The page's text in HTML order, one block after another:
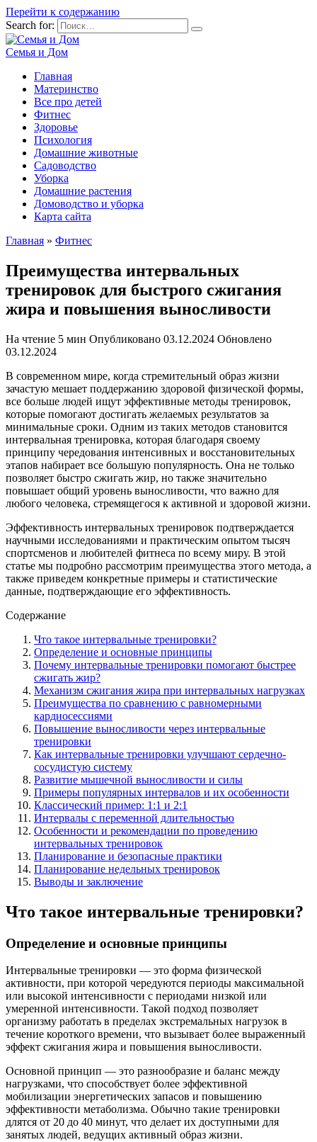
Перейти к содержанию
Search for:
Семья и Дом
Главная
Материнство
Все про детей
Фитнес
Здоровье
Психология
Домашние животные
Садоводство
Уборка
Домашние растения
Домоводство и уборка
Карта сайта
Главная » Фитнес
Преимущества интервальных
тренировок для быстрого сжигания
жира и повышения выносливости
На чтение 5 мин Опубликовано 03.12.2024 Обновлено
03.12.2024
В современном мире, когда стремительный образ жизни
зачастую мешает поддержанию здоровой физической формы,
все больше людей ищут эффективные методы тренировок,
которые помогают достигать желаемых результатов за
минимальные сроки. Одним из таких методов становится
интервальная тренировка, которая благодаря своему
принципу чередования интенсивных и восстановительных
этапов набирает все большую популярность. Она не только
позволяет быстро сжигать жир, но также значительно
повышает общий уровень выносливости, что важно для
любого человека, стремящегося к активной и здоровой жизни.
Эффективность интервальных тренировок подтверждается
научными исследованиями и практическим опытом тысяч
спортсменов и любителей фитнеса по всему миру. В этой
статье мы подробно рассмотрим преимущества этого метода, а
также приведем конкретные примеры и статистические
данные, подтверждающие его эффективность.
Содержание
Что такое интервальные тренировки?
Определение и основные принципы
Почему интервальные тренировки помогают быстрее
сжигать жир?
Механизм сжигания жира при интервальных нагрузках
Преимущества по сравнению с равномерными
кардиосессиями
Повышение выносливости через интервальные
тренировки
Как интервальные тренировки улучшают сердечно-
сосудистую систему
Развитие мышечной выносливости и силы
Примеры популярных интервалов и их особенности
Классический пример: 1:1 и 2:1
Интервалы с переменной длительностью
Особенности и рекомендации по проведению
интервальных тренировок
Планирование и безопасные практики
Планирование недельных тренировок
Выводы и заключение
Что такое интервальные тренировки?
Определение и основные принципы
Интервальные тренировки — это форма физической
активности, при которой чередуются периоды максимальной
или высокой интенсивности с периодами низкой или
умеренной интенсивности. Такой подход позволяет
организму работать в пределах экстремальных нагрузок в
течение короткого времени, что вызывает более выраженный
эффект сжигания жира и повышения выносливости.
Основной принцип — это разнообразие и баланс между
нагрузками, что способствует более эффективной
мобилизации энергетических запасов и повышению
эффективности метаболизма. Обычно такие тренировки
длятся от 20 до 40 минут, что делает их доступными для
занятых людей, ведущих активный образ жизни.